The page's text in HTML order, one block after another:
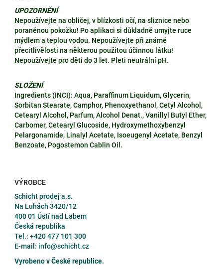
UPOZORNĚNÍ
Nepoužívejte na obličej, v blízkosti očí, na sliznice nebo
poraněnou pokožku! Po aplikaci si důkladně umyjte ruce
mýdlem a teplou vodou. Nepoužívejte při známé
přecitlivělosti na některou použitou účinnou látku!
Nepoužívejte pro děti do 3 let. Pleti neutrální pH.
SLOŽENÍ
Ingredients (INCI): Aqua, Paraffinum Liquidum, Glycerin,
Sorbitan Stearate, Camphor, Phenoxyethanol, Cetyl Alcohol,
Cetearyl Alcohol, Parfum, Alcohol Denat., Vanillyl Butyl Ether,
Carbomer, Cetearyl Glucoside, Hydroxymethoxybenzyl
Pelargonamide, Linalyl Acetate, Isoeugenyl Acetate, Benzyl
Benzoate, Pogostemon Cablin Oil.
VÝROBCE
Schicht prodej a.s.
Na Luhách 3420/12
400 01 Ústí nad Labem
Česká republika
Tel.: +420 477 101 300
E-mail: info@schicht.cz
Vyrobeno v České republice.